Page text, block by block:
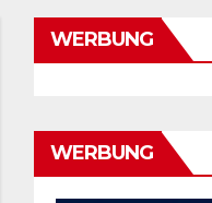
WERBUNG
WERBUNG